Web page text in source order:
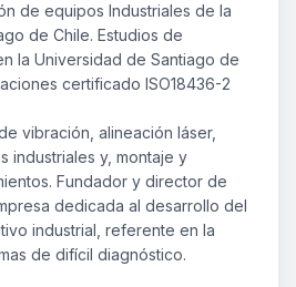
de equipos Industriales de la
de Chile. Estudios de
la Universidad de Santiago de
certificado ISO18436-2
vibración, alineación láser,
industriales y, montaje y
Fundador y director de
dedicada al desarrollo del
industrial, referente en la
de difícil diagnóstico.